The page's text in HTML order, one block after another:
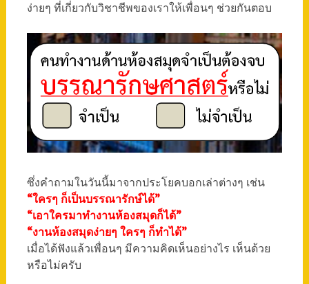
ง่ายๆ ที่เกี่ยวกับวิชาชีพของเราให้เพื่อนๆ ช่วยกันตอบ
ซึ่งคำถามในวันนี้มาจากประโยคบอกเล่าต่างๆ เช่น
“ใครๆ ก็เป็นบรรณารักษ์ได้”
“เอาใครมาทำงานห้องสมุดก็ได้”
“งานห้องสมุดง่ายๆ ใครๆ ก็ทำได้”
เมื่อได้ฟังแล้วเพื่อนๆ มีความคิดเห็นอย่างไร เห็นด้วย
หรือไม่ครับ